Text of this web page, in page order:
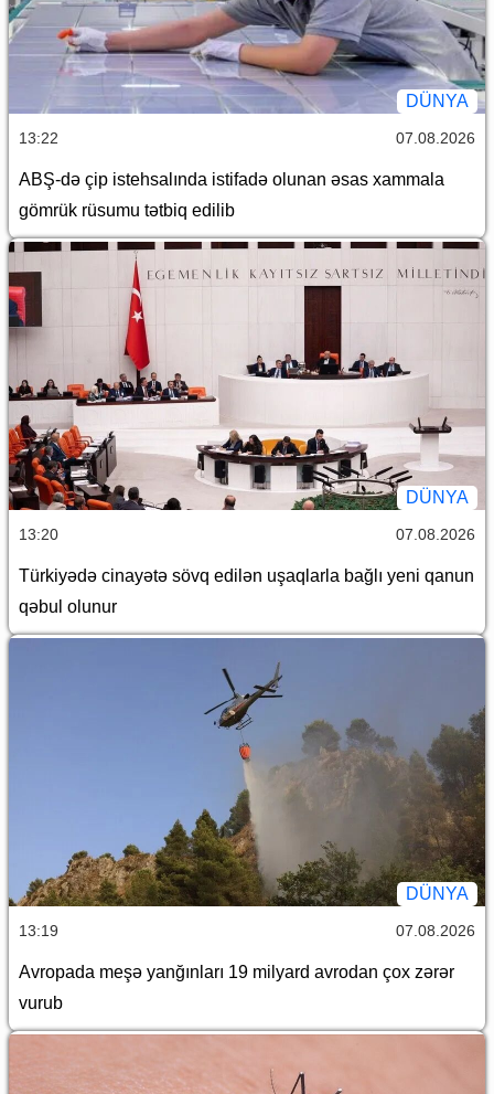
DÜNYA
13:22 07.08.2026
ABŞ-də çip istehsalında istifadə olunan əsas xammala
gömrük rüsumu tətbiq edilib
DÜNYA
13:20 07.08.2026
Türkiyədə cinayətə sövq edilən uşaqlarla bağlı yeni qanun
qəbul olunur
DÜNYA
13:19 07.08.2026
Avropada meşə yanğınları 19 milyard avrodan çox zərər
vurub